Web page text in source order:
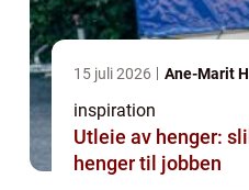
15 juli 2026 Ane-Marit
inspiration
Utleie av henger:
henger til jobben